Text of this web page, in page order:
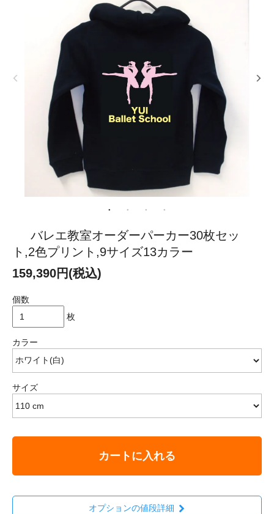
バレエ教室オーダーパーカー30枚セッ
ト,2色プリント,9サイズ13カラー
159,390円(税込)
個数
枚
カラー
サイズ
カートに入れる
オプションの値段詳細